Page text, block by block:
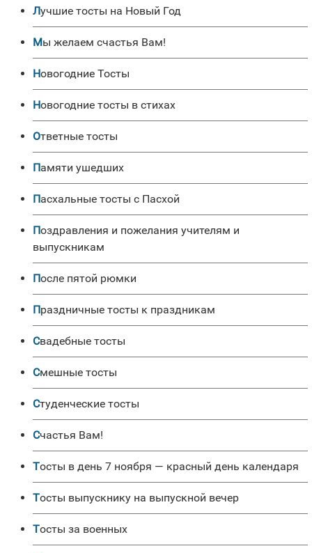
Лучшие тосты на Новый Год
Мы желаем счастья Вам!
Новогодние Тосты
Новогодние тосты в стихах
Ответные тосты
Памяти ушедших
Пасхальные тосты с Пасхой
Поздравления и пожелания учителям и
выпускникам
После пятой рюмки
Праздничные тосты к праздникам
Свадебные тосты
Смешные тосты
Студенческие тосты
Счастья Вам!
Тосты в день 7 ноября — красный день календаря
Тосты выпускнику на выпускной вечер
Тосты за военных